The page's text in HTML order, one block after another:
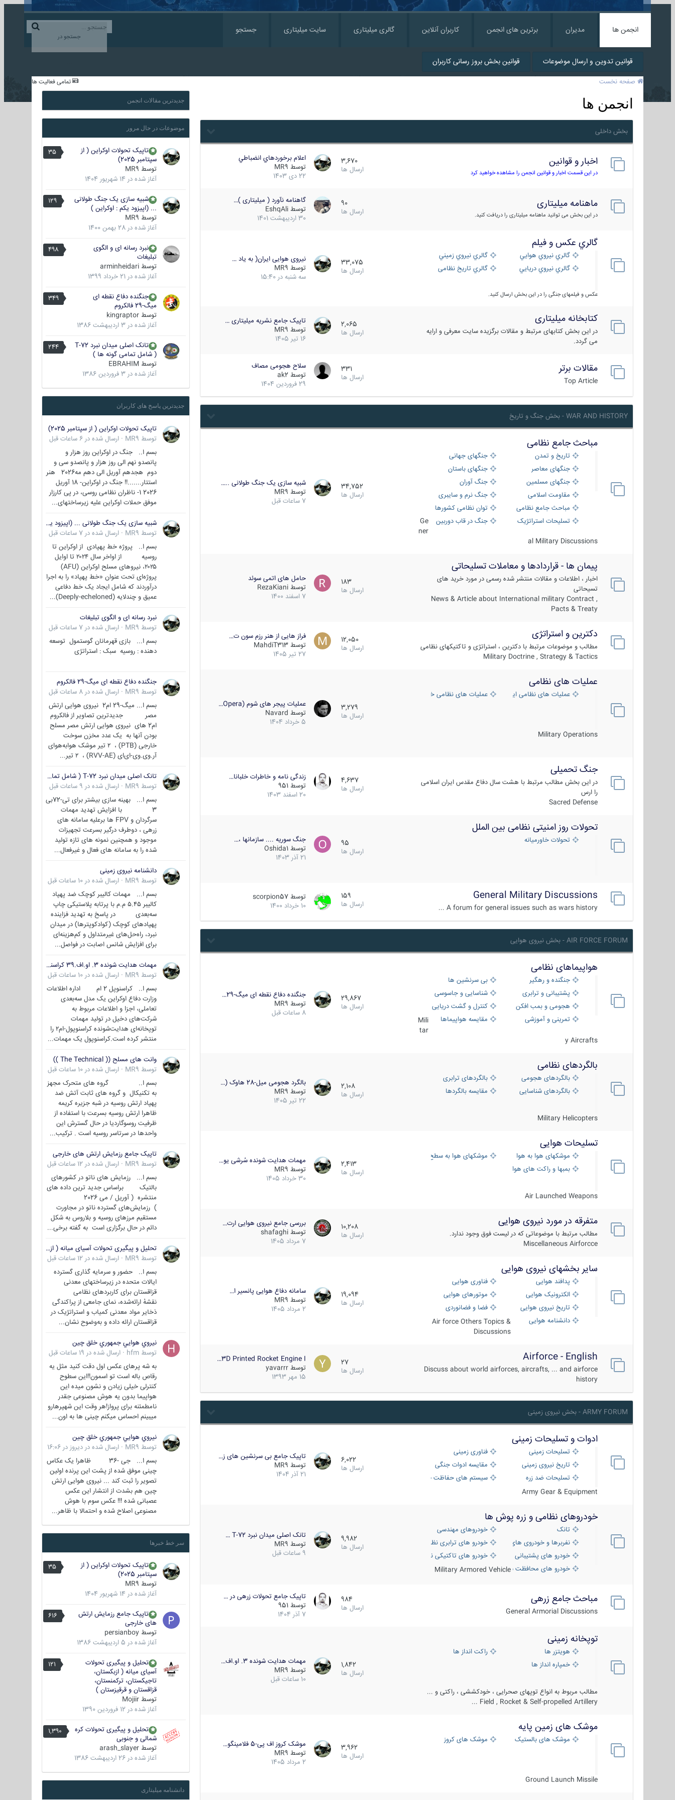
جستجو در
انجمن ها مدیران برترین های انجمن کاربران آنلاین گالری میلیتاری سایت میلیتاری جستجو
قوانین تدوین و ارسال موضوعات قوانین بخش بروز رسانی کاربران
تمامی فعالیت ها صفحه نخست
انجمن ها
بخش داخلی
اخبار و قوانین
در این قسمت اخبار و قوانین انجمن را مشاهده خواهید کرد
3,670
ارسال ها
اعلام برخوردهاي انضباطي
توسط MR9
22 دی 1403
ماهنامه میلیتاری
در این بخش می توانید ماهنامه میلیتاری را دریافت کنید.
90
ارسال ها
گاهنامه نآورد ( میلیتاری )…
توسط EshqAli
30 اردیبهشت 1401
گالري عكس و فيلم
گالري نيروي هوايي
گالري نيروي زميني
گالري نيروي دريايي
گالري تاریخ نظامی
عکس و فیلمهای جنگی را در این بخش ارسال کنید.
33,075
ارسال ها
نیروی هوایی ایران( به یاد …
توسط MR9
سه شنبه در 15:40
کتابخانه میلیتاری
در این بخش کتابهای مرتبط و مقالات برگزیده سایت معرفی و ارایه
می گردد.
2,065
ارسال ها
تاپیک جامع نشریه میلیتاری …
توسط MR9
16 تیر 1405
مقالات برتر
Top Article
331
ارسال ها
سلاح هجومی مصاف
توسط ak2
29 فروردین 1404
WAR AND HISTORY - بخش جنگ و تاریخ
مباحث جامع نظامی
تاریخ و تمدن
جنگهای جهانی
جنگهای معاصر
جنگهای باستان
جنگهای مسلمین
جنگ آوران
مقاومت اسلامی
جنگ نرم و سایبری
مباحث جامع نظامی
توان نظامی کشورها
تسلیحات استراتژیک
جنگ در قاب دوربین
Ge
ner
al Military Discussions
34,752
ارسال ها
شبیه سازی یک جنگ طولانی ..…
توسط MR9
7 ساعات قبل
پیمان ها - قراردادها و معاملات تسلیحاتی
اخبار ، اطلاعات و مقالات منتشر شده رسمی در مورد خرید های
تسیحاتی
News & Article about International military Contract ,
Pacts & Treaty
183
ارسال ها
حامل های اتمی سوئد
توسط RezaKiani
7 اسفند 1400
دکترین و استراتژی
مطالب و موضوعات مرتبط با دکترین ، استراتژی و تاکتیکهای نظامی
Military Doctrine , Strategy & Tactics
12,050
ارسال ها
فراز هایی از هنر رزم سون ت…
توسط MahdiT313
27 تیر 1405
عملیات های نظامی
عملیات های نظامی ایران عملیات های نظامی خارجی
Military Operations
3,279
ارسال ها
عملیات پیجر های شوم (Opera…
توسط Navard
5 خرداد 1404
جنگ تحمیلی
در این بخش مطالب مرتبط با هشت سال دفاع مقدس ایران اسلامی
را ارس
Sacred Defense
4,637
ارسال ها
زندگی نامه و خاطرات خلبانا…
توسط 951
20 اسفند 1403
تحولات روز امنیتی نظامی بین الملل
تحولات خاورمیانه
95
ارسال ها
جنگ سوریه .... سازمانها ،…
توسط Oshida1
21 آذر 1403
General Military Discussions
A forum for general issues such as wars history ...
159
ارسال ها
توسط scorpion57
10 خرداد 1400
AIR FORCE FORUM - بخش نیروی هوایی
هواپیماهای نظامی
جنگنده و رهگیر
بی سرنشین ها
پشتیبانی و ترابری
شناسایی و جاسوسی
هجومی و بمب افکن
کنترل و گشت دریایی
تمرینی و آموزشی
مقایسه هواپیماها
Mili
tar
y Aircrafts
29,867
ارسال ها
جنگنده دفاع نقطه ای میگ-29…
توسط MR9
8 ساعات قبل
بالگردهای نظامی
بالگردهای هجومی
بالگردهای ترابری
بالگردهای شناسایی
مقایسه بالگردها
Military Helicopters
2,108
ارسال ها
بالگرد هجومی میل-28 هاوک (…
توسط MR9
22 تیر 1405
تسلیحات هوایی
موشکهای هوا به هوا
موشکهای هوا به سطح
بمبها و راکت های هوایی
Air Launched Weapons
2,413
ارسال ها
مهمات هدایت شونده سُرشی یو…
توسط MR9
30 خرداد 1405
متفرقه در مورد نیروی هوایی
مطالب مرتبط با موضوعاتی که در لیست فوق وجود ندارد.
Miscellaneous Airforcce
10,208
ارسال ها
بررسی جامع نیروی هوایی ارت…
توسط shafaghi
7 مرداد 1405
سایر بخشهای نیروی هوایی
پدافند هوایی
فناوری هوایی
الکترونیک هوایی
موتورهای هوایی
تاریخ نیروی هوایی
فضا و فضانوردی
دانشنامه هوایی
Air force Others Topics &
Discussions
19,094
ارسال ها
سامانه دفاع هوایی پانسیر ا…
توسط MR9
2 مرداد 1405
Airforce - English
Discuss about world airforces, aircrafts, ... and airforce
history
27
ارسال ها
3D Printed Rocket Engine I…
توسط yavarrr
15 مهر 1393
ARMY FORUM - بخش نیروی زمینی
ادوات و تسلیحات زمینی
تسلیحات زمینی
فناوری زمینی
تاریخ نیروی زمینی
مقایسه ادوات جنگی
تسلیحات ضد زره
سیستم های حفاظت فعال
Army Gear & Equipment
6,022
ارسال ها
تاپیک جامع بی سرنشین های ز…
توسط MR9
21 آذر 1404
خودروهای نظامی و زره پوش ها
تانک
خودروهای مهندسی
نفربرها و خودروی های رزمی پیاده نظامخودرو های ترابری نظامی
خودرو های پشتیبانی آتش ، شناسایی و ضد تانک
خودرو های تاکتیکی نظامی
خودرو های محافظت شدهMilitary Armored Vehicle
9,982
ارسال ها
تانک اصلی میدان نبرد T-72 …
توسط MR9
9 ساعات قبل
مباحث جامع زرهی
General Armorial Discussions
984
ارسال ها
تاپیک جامع تحولات زرهی در …
توسط 951
7 آذر 1404
توپخانه زمینی
هویتزر ها
راکت انداز ها
خمپاره انداز ها
مطالب مربوط به انواع توپهای صحرایی ، خودکششی ، راکتی و ...
Field , Rocket & Self-propelled Artillery ...
1,842
ارسال ها
مهمات هدایت شونده 3. او.اف…
توسط MR9
10 ساعات قبل
موشک های زمین پایه
موشک های بالستیک موشک های کروز
Ground Launch Missile
3,962
ارسال ها
موشک کروز اف پی-5 فلامینگو…
توسط MR9
2 مرداد 1405
جدیدترین مقالات انجمن
موضوعات در حال مرور
35
تاپیک تحولات اوکراین ( از
سپتامبر 2025)
توسط MR9
آغاز شده در 14 شهریور 1404
129
شبیه سازی یک جنگ طولانی
... (اپیزود یکم : اوکراین )
توسط MR9
آغاز شده در 28 بهمن 1400
498
نبرد رسانه ای و الگوی
تبلیغات
توسط arminheidari
آغاز شده در 21 خرداد 1399
349
جنگنده دفاع نقطه ای
میگ-29 فالکروم
توسط kingraptor
آغاز شده در 3 اردیبهشت 1386
244
تانک اصلی میدان نبرد T-72
( شامل تمامی گونه ها )
توسط EBRAHIM
آغاز شده در 3 فروردین 1386
جدیدترین پاسخ های کاربران
تاپیک تحولات اوکراین ( از سپتامبر 2025)
توسط MR9
· ارسال شده در 6 ساعات قبل
بسم ا.. جنگ در اوکراین روز هزار و
پانصدو نهم الی روز هزار و پانصدو سی و
دوم هجدهم آوریل الی دهم مه2026 هنر
استتار.......!! جنگ در اوکراین- 18 آوریل
2026 1- ناظران نظامی روسی، در پی کارزار
موفق حملات اوکراین علیه زیرساختهای...
شبیه سازی یک جنگ طولانی ... (اپیزود یکم : اوکراین )
توسط MR9
· ارسال شده در 7 ساعات قبل
بسم ا.. پروژه خط پهپادی از اوکراین تا
روسیه از اواخر سال ۲۰۲۴ تا اوایل
۲۰۲۵، نیروهای مسلح اوکراین (AFU)
پروژه‌ای تحت عنوان «خط پهپاد» را به اجرا
درآوردند که شامل ایجاد یک خط دفاعی
عمیق و چندلایه (Deeply-echeloned)...
نبرد رسانه ای و الگوی تبلیغات
توسط MR9
· ارسال شده در 7 ساعات قبل
بسم ا... بازی قهرمانان گوستمول توسعه
دهنده : روسیه سبک : استراتژی
جنگنده دفاع نقطه ای میگ-29 فالکروم
توسط MR9
· ارسال شده در 8 ساعات قبل
بسم ا... میگ-29 ام2 نیروی هوایی ارتش
مصر جدیدترین تصاویر از فالکروم
ام2 های نیروی هوایی ارتش مصر مسلح
بودن آنها به یک عدد مخزن سوخت
خارجی (PTB) ، ۲ تیر موشک هوابه‌هوای
آر.وی.وی-ای‌ای (RVV-AE) ، ۲ تیر...
تانک اصلی میدان نبرد T-72 ( شامل تمامی گونه ها )
توسط MR9
· ارسال شده در 9 ساعات قبل
بسم ا... بهینه سازی بیشتر برای تی-72بی
3 با افزایش تهدید مهمات
سرگردان و FPV ها برعلیه سامانه های
زرهی ، دوطرف درگیر بسرعت تجهیزات
موجود و همچنین نمونه های تازه تولید
شده را به سامانه های فعال و غیرفعال...
دانشنامه نیروی زمینی
توسط MR9
· ارسال شده در 10 ساعات قبل
بسم ا... مهمات کالیبر کوچک ضد پهپاد
کالیبر ۵.۴۵ م.م با پرتابه پلاستیکی چاپ
سه‌بعدی در پاسخ به تهدید فزاینده
پهپادهای کوچک (کوادکوپترها) در میدان
نبرد، راه‌حل‌های غیرمتداول و کم‌هزینه‌ای
برای افزایش شانس اصابت در فواصل...
مهمات هدایت شونده 3. او.اف.39 کراسنوپل/بصیر( Krasnopol 3OF39 )
توسط MR9
· ارسال شده در 10 ساعات قبل
بسم ا.. کراسنوپل 2 ام اداره اطلاعات
وزارت دفاع اوکراین یک مدل سه‌بعدی
تعاملی، اجزا و اطلاعات مربوط به
شرکت‌های دخیل در تولید مهمات
توپخانه‌ای هدایت‌شونده کراسنوپول-ام۲ را
منتشر کرده است.کراسنوپول یک مهمات...
وانت های مسلح (( The Technical ))
توسط MR9
· ارسال شده در 10 ساعات قبل
بسم ا.. گروه های متحرک مجهز
به تکنیکال و گروه های ثابت آتش ضد
پهپاد ارتش روسیه در شبه جزیره کریمه
ظاهرا ارتش روسیه بسرعت با استفاده از
ظرفیت روسوگاردیا در حال گسترش این
واحدها در سرتاسر روسیه است . ترکیب...
تاپیک جامع رزمایش ارتش های خارجی
توسط MR9
· ارسال شده در 12 ساعات قبل
بسم ا... رزمایش های ناتو در کشورهای
بالتیک براساس جدید ترین داده های
منتشره ( آوریل / می 2026
) رزمایش‌های گسترده ناتو در مجاورت
مستقیم مرزهای روسیه و بلاروس به شکل
دائم در حال برگزاری است به گفته برخی...
تحلیل و پیگیری تحولات آسیای میانه ( ازبکستان، تاجیکستان، ترکمنستان، قزاقستان و قرقیزستان )
توسط MR9
· ارسال شده در 12 ساعات قبل
بسم ا.. حضور و سرمایه گذاری گسترده
ایالات متحده در زیرساختهای معدنی
قزاقستان برای کاربردهای نظامی
نقشهٔ ارائه‌شده، نمای جامعی از پراکندگی
ذخایر مواد معدنی کمیاب و استراتژیک در
قزاقستان ارائه داده و به‌وضوح نشان...
نيروي هوايي جمهوري خلق چين
توسط hfm
· ارسال شده در 19 ساعات قبل
به شه پرهای عکس اول دقت کنید مثل یه
رقاص باله است تو اسمون!!این سطوح
کنترلی خیلی زیادن و نشون میده این
هواپیما بدون یه هوش مصنوعی جقدر
نامطمئنه برای پرواز!هر وقت این شهپرهارو
میبینم احساس میکنم چینی ها به اون...
نيروي هوايي جمهوري خلق چين
توسط MR9
· ارسال شده در دیروز در 16:06
بسم ا... جی -36 ظاهرا یک عکاس
چینی موفق شده از پشت این پرنده اولین
تصویر را ثبت کند ... نیروی هوایی ارتش
چین هم بشدت از انتشار این عکس
عصبانی شده !!! عکس سوم با هوش
مصنوعی اصلاح شده و احتمالا با ظاهر...
سر خط خبرها
35
تاپیک تحولات اوکراین ( از
سپتامبر 2025)
توسط MR9
آغاز شده در 14 شهریور 1404
616
تاپیک جامع رزمایش ارتش
های خارجی
توسط persianboy
آغاز شده در 5 اردیبهشت 1386
121
تحلیل و پیگیری تحولات
آسیای میانه ( ازبکستان،
تاجیکستان، ترکمنستان،
قزاقستان و قرقیزستان )
توسط Mojiir
آغاز شده در 12 فروردین 1390
1,390
تحلیل و پیگیری تحولات کره
شمالی و جنوبی
توسط arash_slayer
آغاز شده در 26 اردیبهشت 1386
دانشنامه میلیتاری